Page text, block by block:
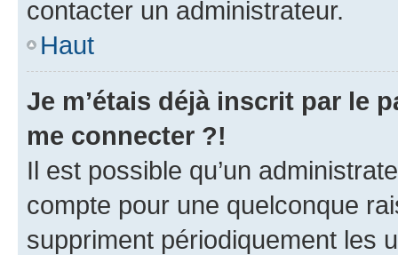
contacter un administrateur.
Haut
Je m’étais déjà inscrit par le
me connecter ?!
Il est possible qu’un
compte pour une quelconque
suppriment périodiquement les